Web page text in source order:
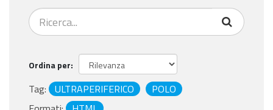
Ordina per
Tag: ULTRAPERIFERICO
POLO